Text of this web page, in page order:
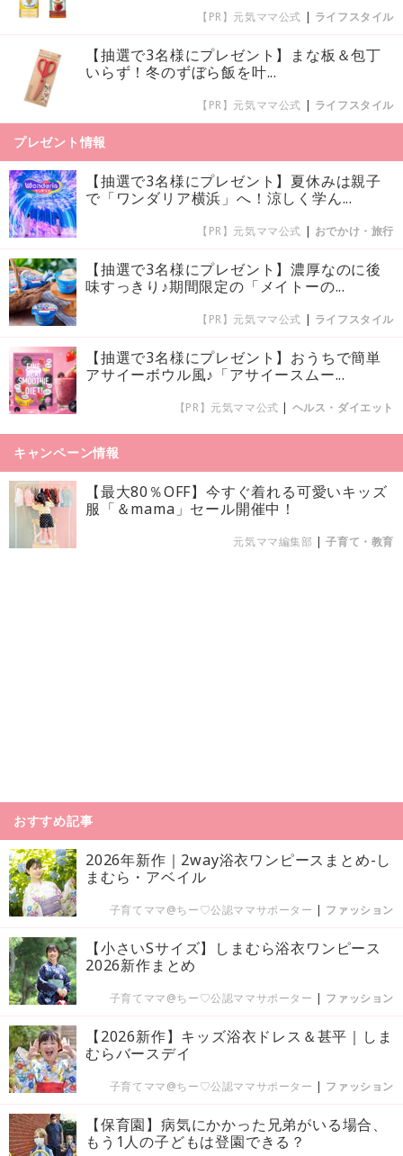
【PR】元気ママ公式 | ライフスタイル
【抽選で3名様にプレゼント】まな板＆包丁
いらず！冬のずぼら飯を叶...
【PR】元気ママ公式 | ライフスタイル
プレゼント情報
【抽選で3名様にプレゼント】夏休みは親子
で「ワンダリア横浜」へ！涼しく学ん...
【PR】元気ママ公式 | おでかけ・旅行
【抽選で3名様にプレゼント】濃厚なのに後
味すっきり♪期間限定の「メイトーの...
【PR】元気ママ公式 | ライフスタイル
【抽選で3名様にプレゼント】おうちで簡単
アサイーボウル風♪「アサイースムー...
【PR】元気ママ公式 | ヘルス・ダイエット
キャンペーン情報
【最大80％OFF】今すぐ着れる可愛いキッズ
服「＆mama」セール開催中！
元気ママ編集部 |子育て・教育
おすすめ記事
2026年新作｜2way浴衣ワンピースまとめ-し
まむら・アベイル
子育てママ@ちー♡公認ママサポーター | ファッション
【小さいSサイズ】しまむら浴衣ワンピース
2026新作まとめ
子育てママ@ちー♡公認ママサポーター | ファッション
【2026新作】キッズ浴衣ドレス＆甚平｜しま
むらバースデイ
子育てママ@ちー♡公認ママサポーター | ファッション
【保育園】病気にかかった兄弟がいる場合、
もう1人の子どもは登園できる？